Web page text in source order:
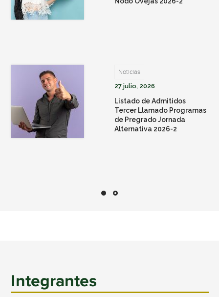
Noticias
27 julio, 2026
Listado de Admitidos
Tercer Llamado Programas
de Pregrado Jornada
Alternativa 2026-2
Integrantes